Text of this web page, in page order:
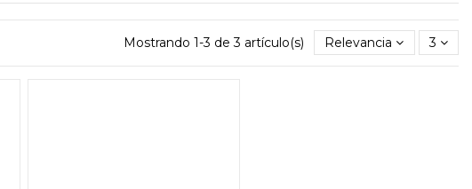
Mostrando 1-3 de 3 artículo(s) Relevancia 3